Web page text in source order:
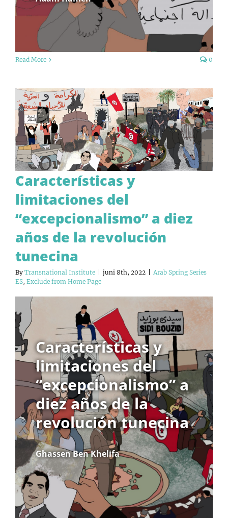
Read More 0
Características y
limitaciones del
“excepcionalismo” a diez
años de la revolución
tunecina
By Transnational Institute juni 8th, 2022
Arab Spring Series
ES, Exclude from Home Page
Características y
limitaciones del
“excepcionalismo” a
diez años de la
revolución tunecina
Ghassen Ben Khelifa